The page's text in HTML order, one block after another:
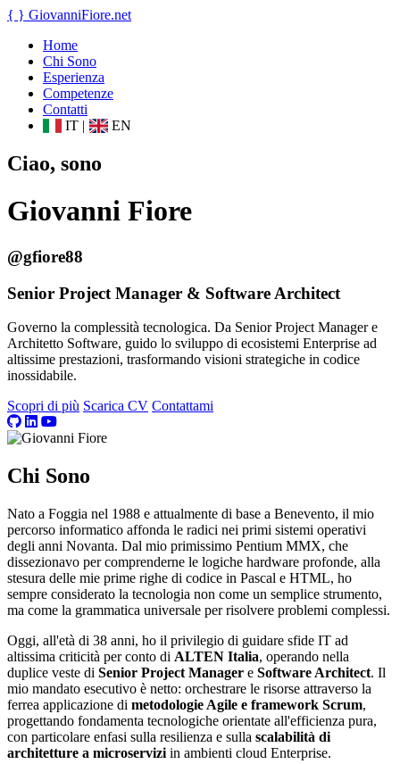
{ } GiovanniFiore.net
Home
Chi Sono
Esperienza
Competenze
Contatti
IT | EN
Ciao, sono
Giovanni Fiore
@gfiore88
Senior Project Manager & Software Architect
Governo la complessità tecnologica. Da Senior Project Manager e
Architetto Software, guido lo sviluppo di ecosistemi Enterprise ad
altissime prestazioni, trasformando visioni strategiche in codice
inossidabile.
Scopri di più Scarica CV Contattami
Chi Sono
Nato a Foggia nel 1988 e attualmente di base a Benevento, il mio
percorso informatico affonda le radici nei primi sistemi operativi
degli anni Novanta. Dal mio primissimo Pentium MMX, che
dissezionavo per comprenderne le logiche hardware profonde, alla
stesura delle mie prime righe di codice in Pascal e HTML, ho
sempre considerato la tecnologia non come un semplice strumento,
ma come la grammatica universale per risolvere problemi complessi.
Oggi, all'età di 38 anni, ho il privilegio di guidare sfide IT ad
altissima criticità per conto di ALTEN Italia, operando nella
duplice veste di Senior Project Manager e Software Architect. Il
mio mandato esecutivo è netto: orchestrare le risorse attraverso la
ferrea applicazione di metodologie Agile e framework Scrum,
progettando fondamenta tecnologiche orientate all'efficienza pura,
con particolare enfasi sulla resilienza e sulla scalabilità di
architetture a microservizi in ambienti cloud Enterprise.